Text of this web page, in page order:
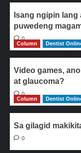
Isang ngipin lang
puwedeng
0
Column
Dentist
Video games,
at glaucoma?
0
Column
Dentist
Sa gilagid
0